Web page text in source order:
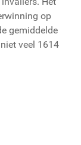
op
gemiddelde
veel 1614